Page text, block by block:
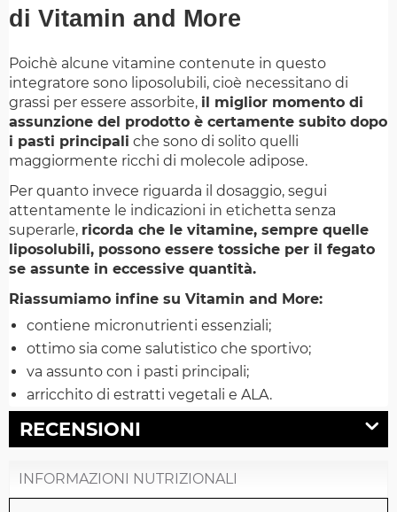
di Vitamin and More
Poichè alcune vitamine contenute in questo
integratore sono liposolubili, cioè necessitano di
grassi per essere assorbite, il miglior momento di
assunzione del prodotto è certamente subito dopo
i pasti principali che sono di solito quelli
maggiormente ricchi di molecole adipose.
Per quanto invece riguarda il dosaggio, segui
attentamente le indicazioni in etichetta senza
superarle, ricorda che le vitamine, sempre quelle
liposolubili, possono essere tossiche per il fegato
se assunte in eccessive quantità.
Riassumiamo infine su Vitamin and More:
contiene micronutrienti essenziali;
ottimo sia come salutistico che sportivo;
va assunto con i pasti principali;
arricchito di estratti vegetali e ALA.
RECENSIONI
INFORMAZIONI NUTRIZIONALI